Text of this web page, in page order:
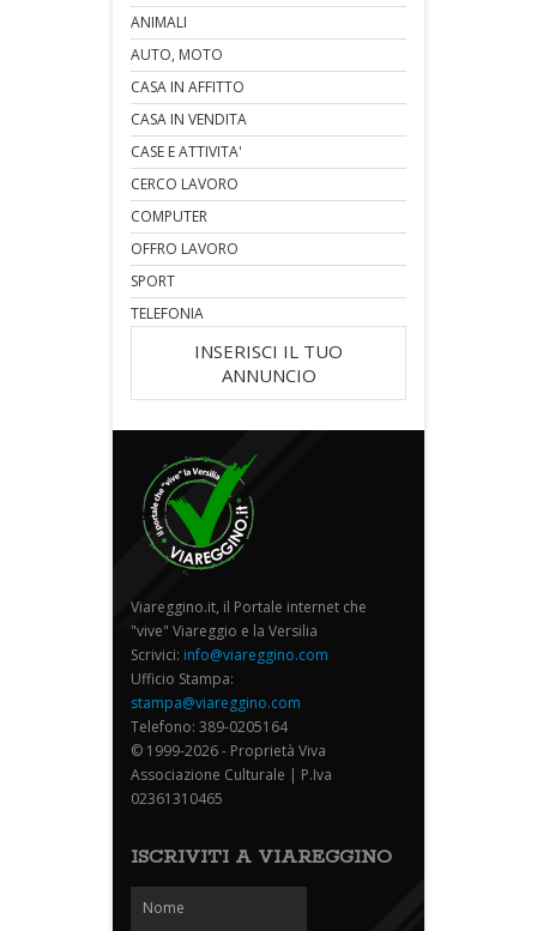
ANIMALI
AUTO, MOTO
CASA IN AFFITTO
CASA IN VENDITA
CASE E ATTIVITA'
CERCO LAVORO
COMPUTER
OFFRO LAVORO
SPORT
TELEFONIA
INSERISCI IL TUO
ANNUNCIO
Viareggino.it, il Portale internet che
"vive" Viareggio e la Versilia
Scrivici: info@viareggino.com
Ufficio Stampa:
stampa@viareggino.com
Telefono: 389-0205164
© 1999-2026 - Proprietà Viva
Associazione Culturale | P.Iva
02361310465
ISCRIVITI A VIAREGGINO